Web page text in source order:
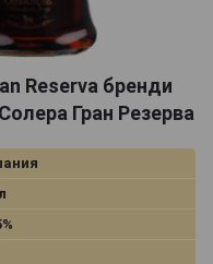
Reserva бренди
Гран Резерва